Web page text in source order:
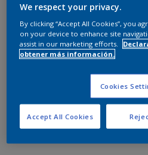
We respect your privacy.
By clicking “Accept All Cookies”, you
on your device to enhance site
assist in our marketing efforts.
obtener más información.
Cookies
Accept All Cookies